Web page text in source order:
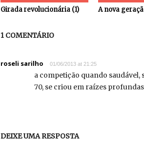
Girada revolucionária (1) A nova
1 COMENTÁRIO
roseli sarilho 01/06/2013 at 21:25
a competição quando saudável,
70, se criou em raízes
DEIXE UMA RESPOSTA